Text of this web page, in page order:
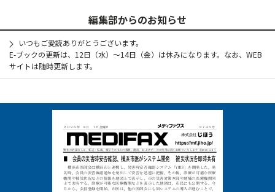
編集部からのお知らせ
いつもご愛読ありがとうございます。
E-ブックの更新は、12日（水）～14日（金）は休みになります。なお、WEB
サイトは随時更新します。